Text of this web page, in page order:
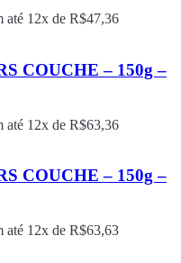
até 12x de R$47,36
COUCHE – 150g –
até 12x de R$63,36
COUCHE – 150g –
até 12x de R$63,63